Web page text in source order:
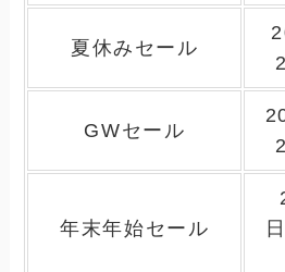
夏休みセール
GWセール
年末年始セール